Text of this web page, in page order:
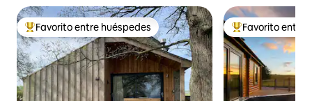
Favorito entre huéspedes preferido
Favorito entre huéspedes Favorito entre
Favorito entre